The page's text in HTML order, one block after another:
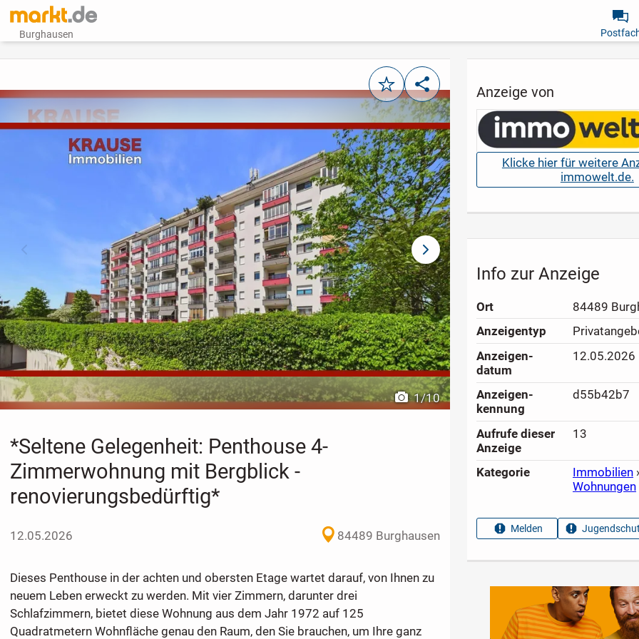
Burghausen
MerkenTeilen
vorheriges Bild
1/10
nächstes Bild
*Seltene Gelegenheit: Penthouse 4-
Zimmerwohnung mit Bergblick -
renovierungsbedürftig*
12.05.2026 84489 Burghausen
Dieses Penthouse in der achten und obersten Etage wartet darauf, von Ihnen zu
neuem Leben erweckt zu werden. Mit vier Zimmern, darunter drei
Schlafzimmern, bietet diese Wohnung aus dem Jahr 1972 auf 125
Quadratmetern Wohnfläche genau den Raum, den Sie brauchen, um Ihre ganz
Anzeige von
Klicke hier für weitere
immowelt.de.
Info zur Anzeige
Ort
84489
Anzeigen­typ
Anzeigen­
datum
12.05.2026
Anzeigen­
kennung
d55b42b7
Aufrufe dieser
Anzeige
13
Kategorie Immobilien ›
Wohnungen
Melden